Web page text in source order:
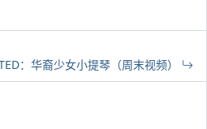
：华裔少女小提琴（周末视频）